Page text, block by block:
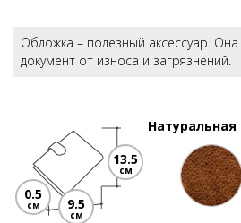
Обложка – полезный аксессуар.
документ от износа и загрязнений.
0.5
см
13.5
см
9.5
см